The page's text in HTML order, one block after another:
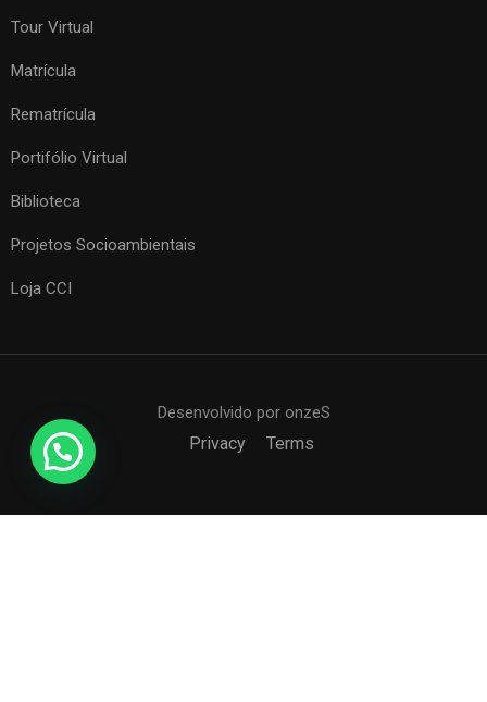
Tour Virtual
Matrícula
Rematrícula
Portifólio Virtual
Biblioteca
Projetos Socioambientais
Loja CCI
Desenvolvido por onzeS
Privacy Terms